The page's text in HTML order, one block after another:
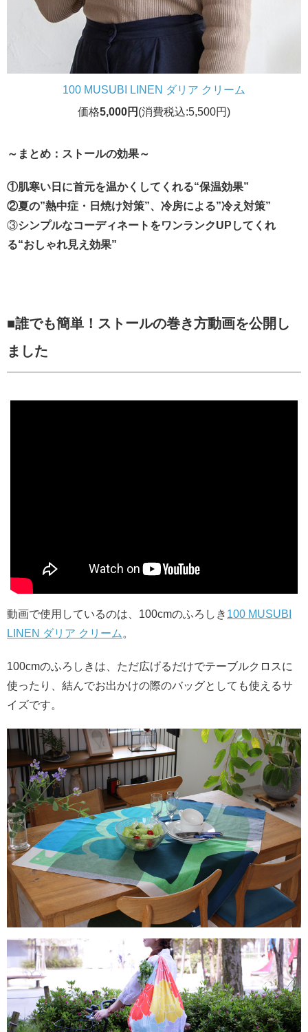
100 MUSUBI LINEN ダリア クリーム
価格5,000円 (消費税込:5,500円)
～まとめ：ストールの効果～
①肌寒い日に首元を温かくしてくれる“保温効果”
②夏の”熱中症・日焼け対策”、冷房による”冷え対策”
③シンプルなコーディネートをワンランクUPしてくれ
る“おしゃれ見え効果”
■誰でも簡単！ストールの巻き方動画を公開し
ました
動画で使用しているのは、100cmのふろしき 100 MUSUBI
LINEN ダリア クリーム 。
100cmのふろしきは、ただ広げるだけでテーブルクロスに
使ったり、結んでお出かけの際のバッグとしても使えるサ
イズです。